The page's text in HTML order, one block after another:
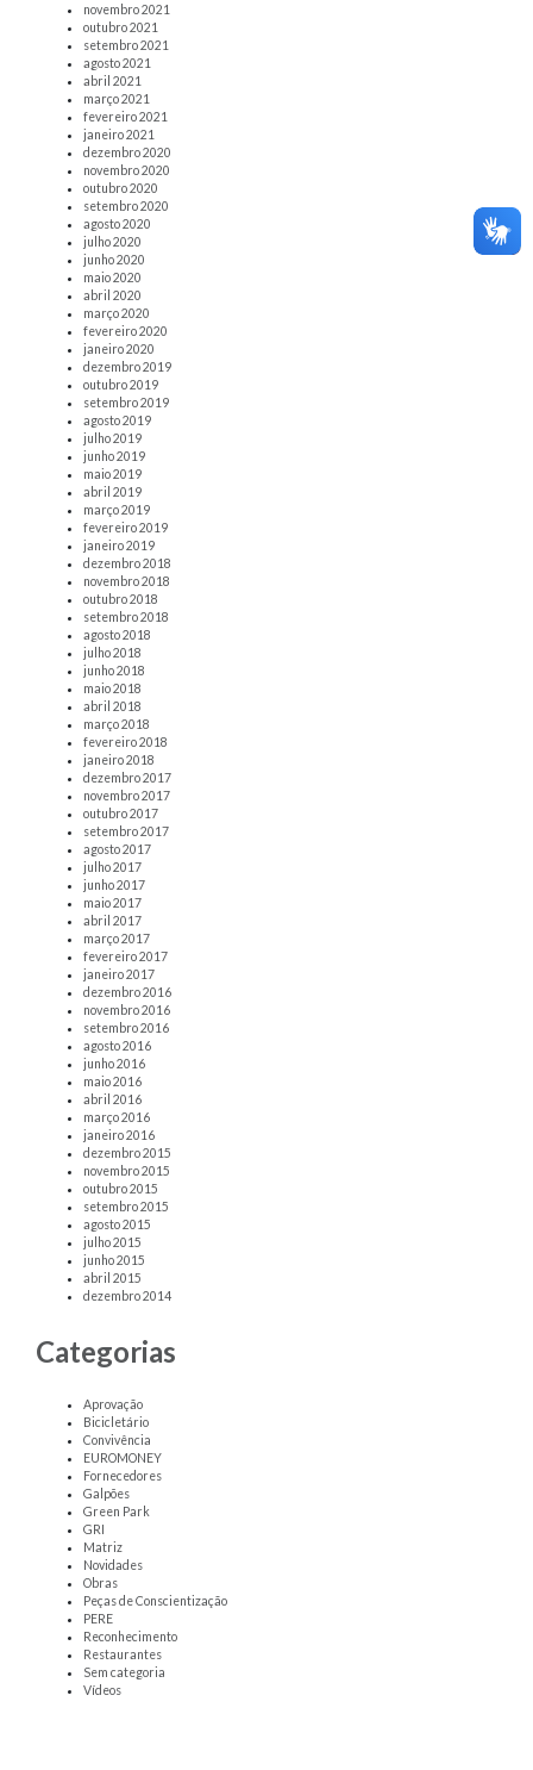
novembro 2021
outubro 2021
setembro 2021
agosto 2021
abril 2021
março 2021
fevereiro 2021
janeiro 2021
dezembro 2020
novembro 2020
outubro 2020
setembro 2020
agosto 2020
julho 2020
junho 2020
maio 2020
abril 2020
março 2020
fevereiro 2020
janeiro 2020
dezembro 2019
outubro 2019
setembro 2019
agosto 2019
julho 2019
junho 2019
maio 2019
abril 2019
março 2019
fevereiro 2019
janeiro 2019
dezembro 2018
novembro 2018
outubro 2018
setembro 2018
agosto 2018
julho 2018
junho 2018
maio 2018
abril 2018
março 2018
fevereiro 2018
janeiro 2018
dezembro 2017
novembro 2017
outubro 2017
setembro 2017
agosto 2017
julho 2017
junho 2017
maio 2017
abril 2017
março 2017
fevereiro 2017
janeiro 2017
dezembro 2016
novembro 2016
setembro 2016
agosto 2016
junho 2016
maio 2016
abril 2016
março 2016
janeiro 2016
dezembro 2015
novembro 2015
outubro 2015
setembro 2015
agosto 2015
julho 2015
junho 2015
abril 2015
dezembro 2014
Categorias
Aprovação
Bicicletário
Convivência
EUROMONEY
Fornecedores
Galpões
Green Park
GRI
Matriz
Novidades
Obras
Peças de Conscientização
PERE
Reconhecimento
Restaurantes
Sem categoria
Vídeos